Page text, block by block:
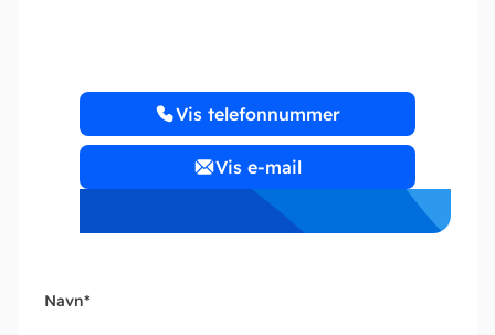
Vis telefonnummer
Vis e-mail
Navn*